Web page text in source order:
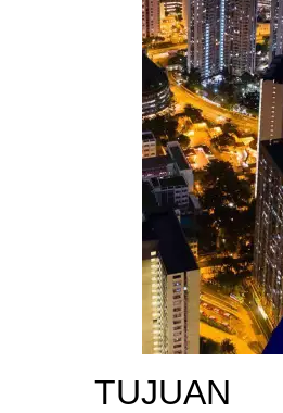
TUJUAN